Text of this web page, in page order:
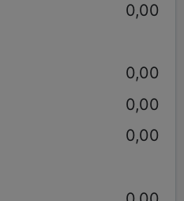
0,00
0,00
0,00
0,00